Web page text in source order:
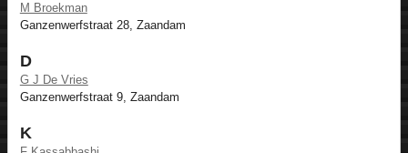
M Broekman
Ganzenwerfstraat 28, Zaandam
D
G J De Vries
Ganzenwerfstraat 9, Zaandam
K